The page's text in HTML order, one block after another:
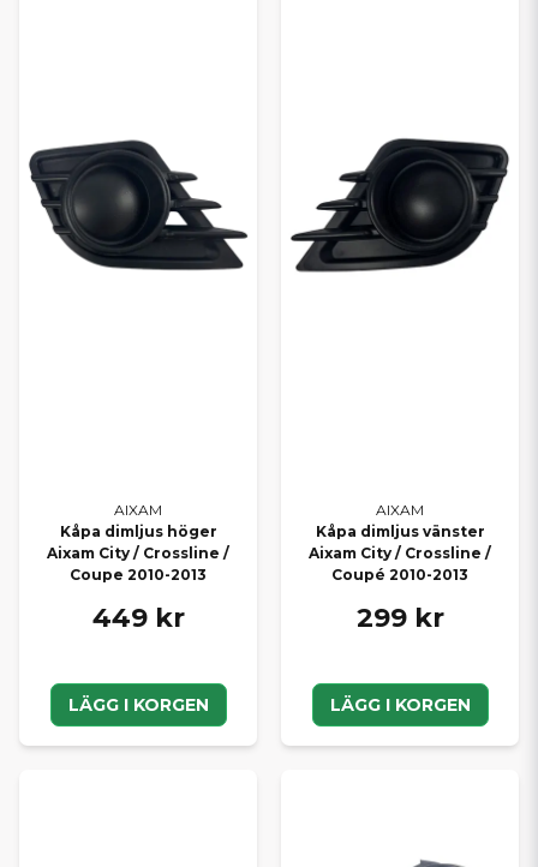
AIXAM
Kåpa dimljus höger
Aixam City / Crossline /
Coupe 2010-2013
449 kr
LÄGG I KORGEN
AIXAM
Kåpa dimljus vänster
Aixam City / Crossline /
Coupé 2010-2013
299 kr
LÄGG I KORGEN